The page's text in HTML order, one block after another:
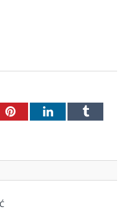
PinterestLinkedInTumblr